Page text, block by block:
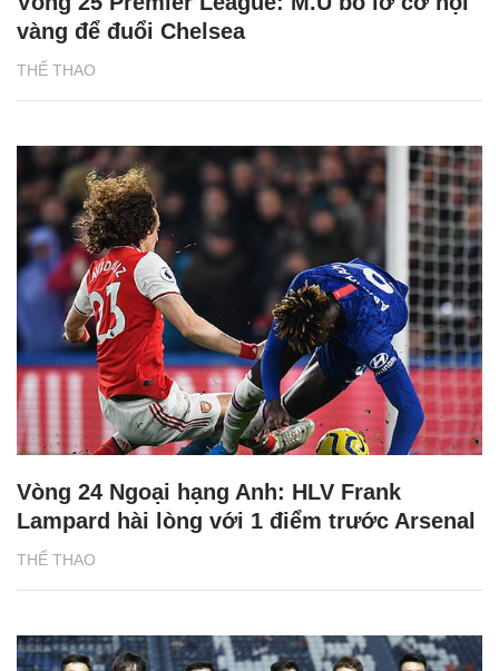
THỂ THAO
vàng để đuổi Chelsea
THỂ THAO
Vòng 24 Ngoại hạng Anh: HLV Frank
Lampard hài lòng với 1 điểm trước Arsenal